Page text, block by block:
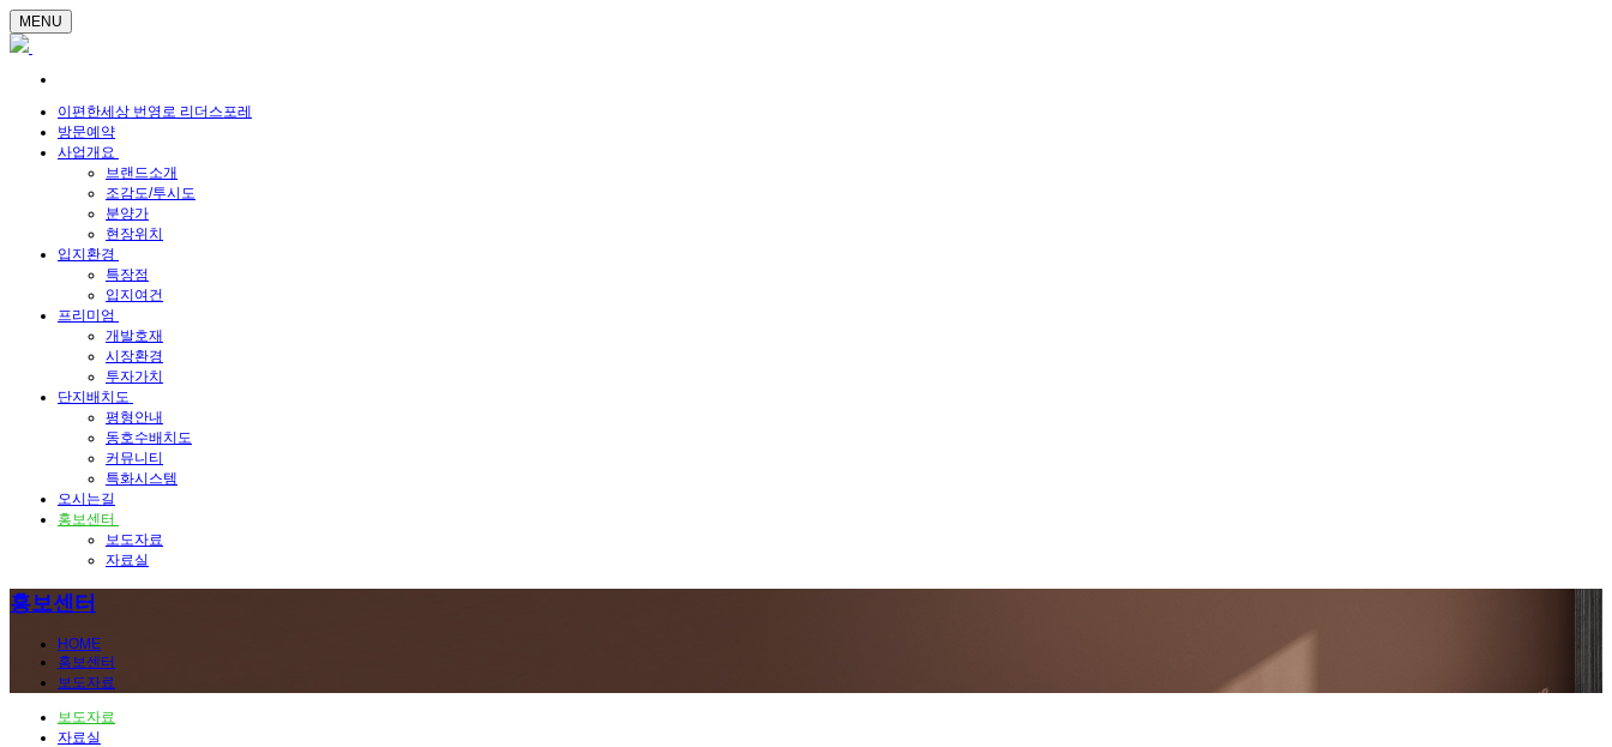
MENU
이편한세상 번영로 리더스포레
방문예약
사업개요
브랜드소개
조감도/투시도
분양가
현장위치
입지환경
특장점
입지여건
프리미엄
개발호재
시장환경
투자가치
단지배치도
평형안내
동호수배치도
커뮤니티
특화시스템
오시는길
홍보센터
보도자료
자료실
홍보센터
HOME
홍보센터
보도자료
보도자료
자료실